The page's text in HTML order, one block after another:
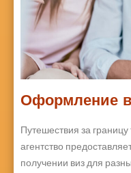
Оформление
Путешествия за
агентство
получении виз для